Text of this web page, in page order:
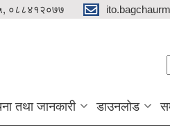
०८८४१२०७७
तथा जानकारी डाउनलोड